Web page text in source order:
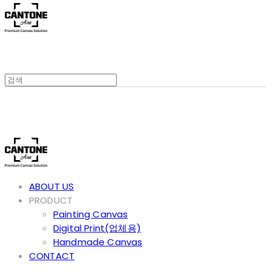
ABOUT US
PRODUCT
Painting Canvas
Digital Print(업체용)
Handmade Canvas
CONTACT